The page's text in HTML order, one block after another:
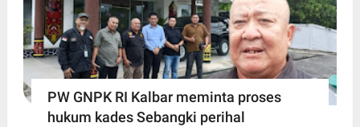
PW GNPK RI Kalbar meminta proses
hukum kades Sebangki perihal